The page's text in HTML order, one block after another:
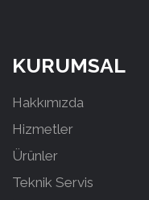
KURUMSAL
Hakkımızda
Hizmetler
Ürünler
Teknik Servis